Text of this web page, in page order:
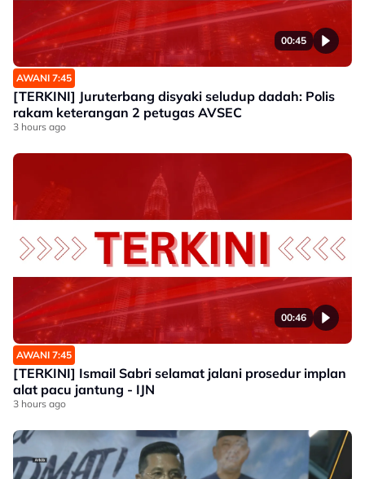
00:45
AWANI 7:45
[TERKINI] Juruterbang disyaki seludup dadah: Polis
rakam keterangan 2 petugas AVSEC
3 hours ago
00:46
AWANI 7:45
[TERKINI] Ismail Sabri selamat jalani prosedur implan
alat pacu jantung - IJN
3 hours ago